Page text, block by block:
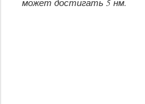
может достигать 5 нм.